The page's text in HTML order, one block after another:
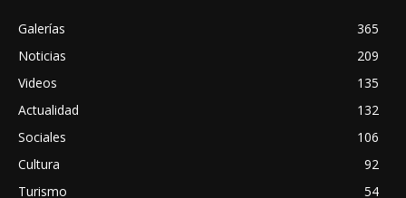
Galerías
365
Noticias
209
Videos
135
Actualidad
132
Sociales
106
Cultura
92
Turismo
54